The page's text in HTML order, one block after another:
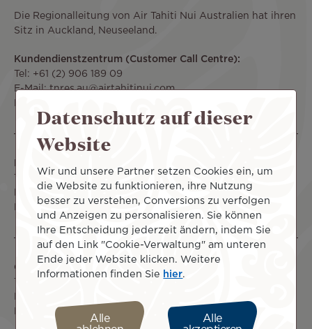
Die Regionalleitung von Air Tahiti Nui Australien hat ihren
Sitz in Auckland, Neuseeland.
Kundendienstzentrum (Customer Call Centre):
Tel: +61 (2) 906 189 09
E-Mail: tnres.au@airtahitinui.com
Email: tnagents.au@airtahitinui.com
Mon-Fri: 9:00am to 5:00pm
Group Booking Kontakt:
Mon-Fri: 9:00am to 5:00pm
Datenschutz auf dieser
Website
Wir und unsere Partner setzen Cookies ein, um
die Website zu funktionieren, ihre Nutzung
besser zu verstehen, Conversions zu verfolgen
und Anzeigen zu personalisieren. Sie können
Ihre Entscheidung jederzeit ändern, indem Sie
auf den Link "Cookie-Verwaltung" am unteren
Ende jeder Website klicken. Weitere
Informationen finden Sie hier
Alle
Alle